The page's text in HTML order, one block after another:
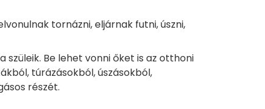
tornázni, eljárnak futni, úszni,
Be lehet vonni őket is az otthoni
túrázásokból, úszásokból,
részét.